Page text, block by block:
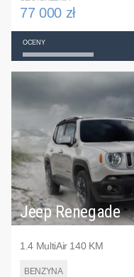
77 000 zł
OCENY
Jeep Renegade
1.4 MultiAir 140 KM
BENZYNA